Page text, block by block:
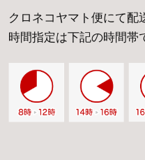
クロネコヤマト便にて配
時間指定は下記の時間帯